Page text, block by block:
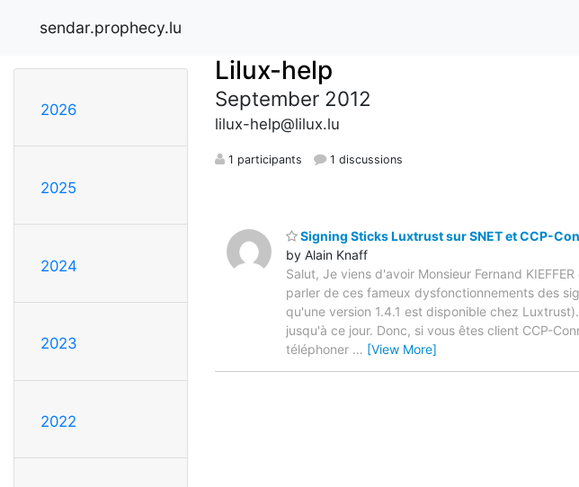
sendar.prophecy.lu
2026
2025
2024
2023
2022
Lilux-help
September 2012
lilux-help@lilux.lu
1 participants 1 discussions
Signing Sticks Luxtrust sur SNET et CCP-
by Alain Knaff
Salut, Je viens d'avoir Monsieur Fernand
parler de ces fameux dysfonctionnements des
qu'une version 1.4.1 est disponible chez
jusqu'à ce jour. Donc, si vous êtes client CCP-
téléphoner … [View More]